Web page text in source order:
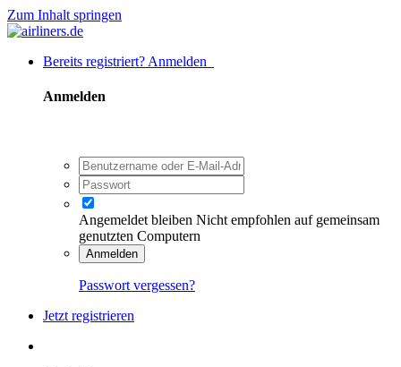
Zum Inhalt springen
Bereits registriert? Anmelden
Anmelden
Angemeldet bleiben Nicht empfohlen auf gemeinsam
genutzten Computern
Anmelden
Passwort vergessen?
Jetzt registrieren